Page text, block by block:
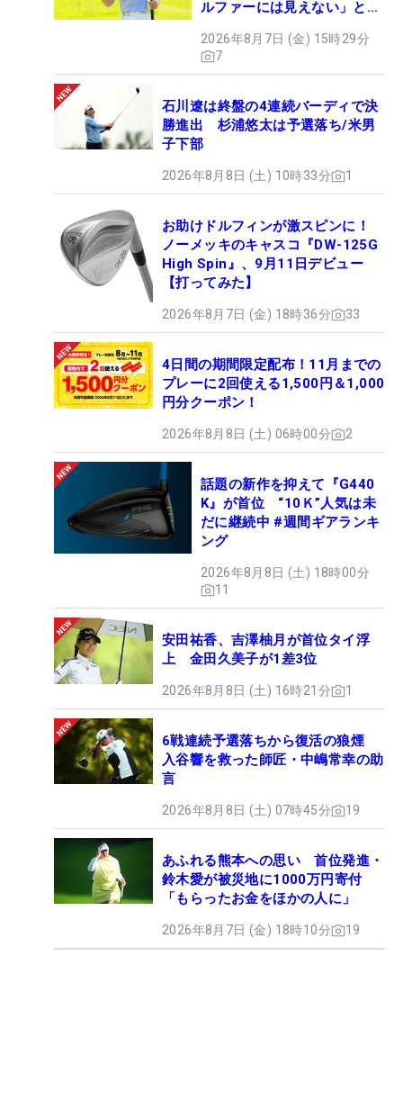
ルファーには見えない」とコ
2026年8月7日 (金) 15時29分
7
石川遼は終盤の4連続バーディで決
勝進出 杉浦悠太は予選落ち/米男
子下部
2026年8月8日 (土) 10時33分 1
お助けドルフィンが激スピンに！
ノーメッキのキャスコ『DW-125G
High Spin』、9月11日デビュー
【打ってみた】
2026年8月7日 (金) 18時36分 33
4日間の期間限定配布！11月までの
プレーに2回使える1,500円＆1,000
円分クーポン！
2026年8月8日 (土) 06時00分 2
話題の新作を抑えて『G440
K』が首位 “10Ｋ”人気は未
だに継続中 #週間ギアランキ
ング
2026年8月8日 (土) 18時00分
11
安田祐香、吉澤柚月が首位タイ浮
上 金田久美子が1差3位
2026年8月8日 (土) 16時21分 1
6戦連続予選落ちから復活の狼煙
入谷響を救った師匠・中嶋常幸の助
言
2026年8月8日 (土) 07時45分 19
あふれる熊本への思い 首位発進・
鈴木愛が被災地に1000万円寄付
「もらったお金をほかの人に」
2026年8月7日 (金) 18時10分 19